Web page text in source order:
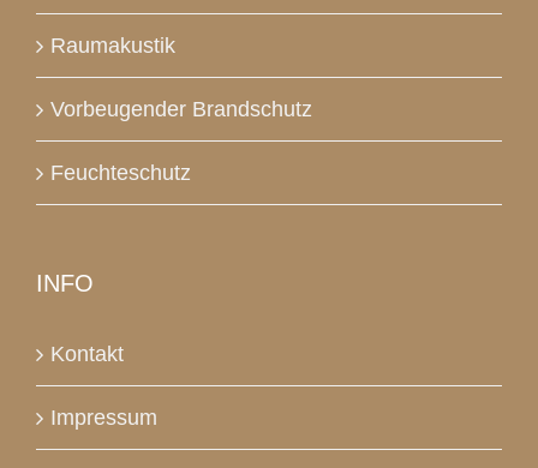
Raumakustik
Vorbeugender Brandschutz
Feuchteschutz
INFO
Kontakt
Impressum